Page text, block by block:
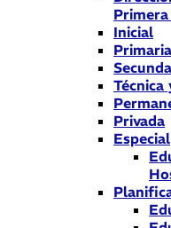
Inicial
Primaria
Técnica
Privada
Especial